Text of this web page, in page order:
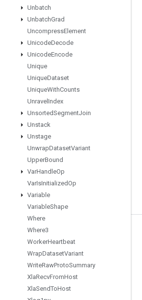
Unbatch
UnbatchGrad
UncompressElement
UnicodeDecode
UnicodeEncode
Unique
UniqueDataset
UniqueWithCounts
Unravel Index
UnsortedSegmentJoin
Unstack
Unstage
UnwrapDatasetVariant
UpperBound
VarHandleOp
VarIsInitializedOp
Variable
VariableShape
Where
Where3
WorkerHeartbeat
WrapDatasetVariant
WriteRawProtoSummary
XlaRecvFromHost
XlaSendToHost
Mantente conectado
GitHub
Twitter